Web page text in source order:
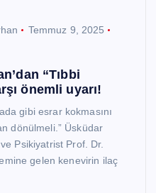
Temmuz 9, 2025
“Tıbbi
önemli uyarı!
gibi esrar kokmasını
dönülmeli.” Üsküdar
Psikiyatrist Prof. Dr.
gelen kenevirin ilaç